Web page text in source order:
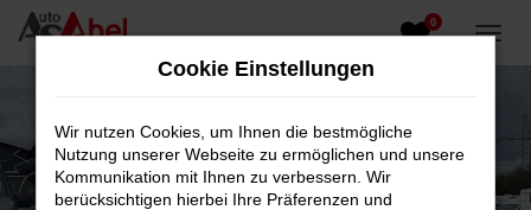
Zum
0
Cookie Einstellungen
Wir nutzen Cookies, um Ihnen die bestmögliche
Nutzung unserer Webseite zu ermöglichen und unsere
Kommunikation mit Ihnen zu verbessern. Wir
berücksichtigen hierbei Ihre Präferenzen und